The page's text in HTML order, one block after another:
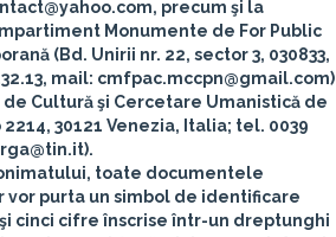
precum şi la
Monumente de For Public
(Bd. Unirii nr. 22, sector 3, 030833,
mail: cmfpac.mccpn@gmail.com)
Cultură şi Cercetare Umanistică de
30121 Venezia, Italia; tel. 0039
toate documentele
purta un simbol de identificare
cinci cifre înscrise într-un dreptunghi